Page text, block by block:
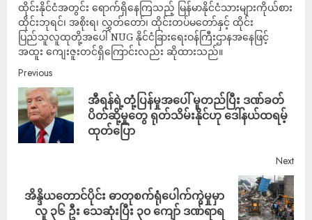
ထိုင်းနိုင်ငံအတွင်း ရောက်ရှိနေကြသည့် မြန်မာနိုင်ငံသားများကိုယ်စား
ထိုင်းဘုရင်၊ အစိုးရ၊ လွှတ်တော်၊ ထိုင်းတပ်မတော်နှင့် ထိုင်း
ပြည်သူလူထုတို့အပေါ် NUG နိုင်ငံခြားရေးဝန်ကြီးဌာနအနေဖြင့်
အထူး ကျေးဇူးတင်ရှိကြောင်းလည်း ဆိုထားသည်။
Previous
အီရန်ရဲ့တုံ့ပြန်မှုအပေါ် မူတည်ပြီး ဒဏ်ခတ်
ပိတ်ဆို့မှုတွေ ရုတ်သိမ်းနိုင်ဟု ဒေါ်နယ်ထရမ့်
ထုတ်ပြော
Next
အိန္ဒိယတောင်ပိုင်း ဓာတုစက်ရုံပေါက်ကွဲမှုမှာ
လူ ၃၆ ဦး သေဆုံးပြီး ၃၀ ကျော် ဒဏ်ရာရ